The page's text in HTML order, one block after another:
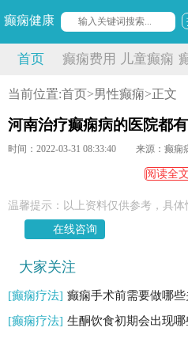
癫痫健康
首页 癫痫费用 儿童癫痫
当前位置:首页>男性癫痫>正文
河南治疗癫痫病的医院都
时间：2022-03-31 08:33:40 来源：癫痫
阅读全
温馨提示：以上资料仅供参考，具
在线咨询
大家关注
[癫痫疗法] 癫痫手术前需要做哪
[癫痫疗法] 生酮饮食初期会出现